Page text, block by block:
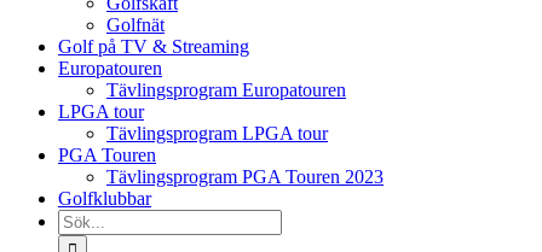
Golfnät
Golf på TV & Streaming
Europatouren
Tävlingsprogram Europatouren
LPGA tour
Tävlingsprogram LPGA tour
PGA Touren
Tävlingsprogram PGA Touren 2023
Golfklubbar
Sök
efter: